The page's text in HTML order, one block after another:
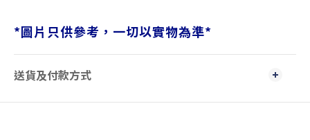
*圖片只供參考，一切以實物為準*
送貨及付款方式